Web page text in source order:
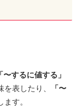
「〜するに値する」
を表したり、
「〜
す。